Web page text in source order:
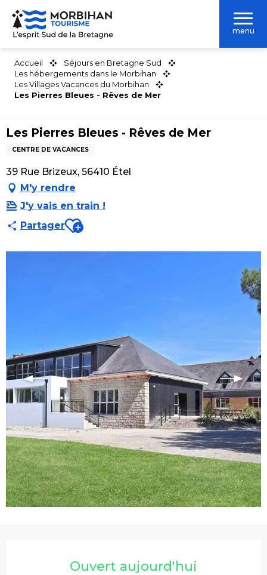
Aller
contenu
menu
Accueil
Séjours en Bretagne Sud
Les hébergements dans le Morbihan
Les Villages Vacances du Morbihan
Les Pierres Bleues - Rêves de Mer
Les Pierres Bleues - Rêves de Mer
CENTRE DE VACANCES
39 Rue Brizeux, 56410 Étel
M'y rendre
J'y vais en train !
PartagerAjouter aux favoris
Ouvert aujourd'hui